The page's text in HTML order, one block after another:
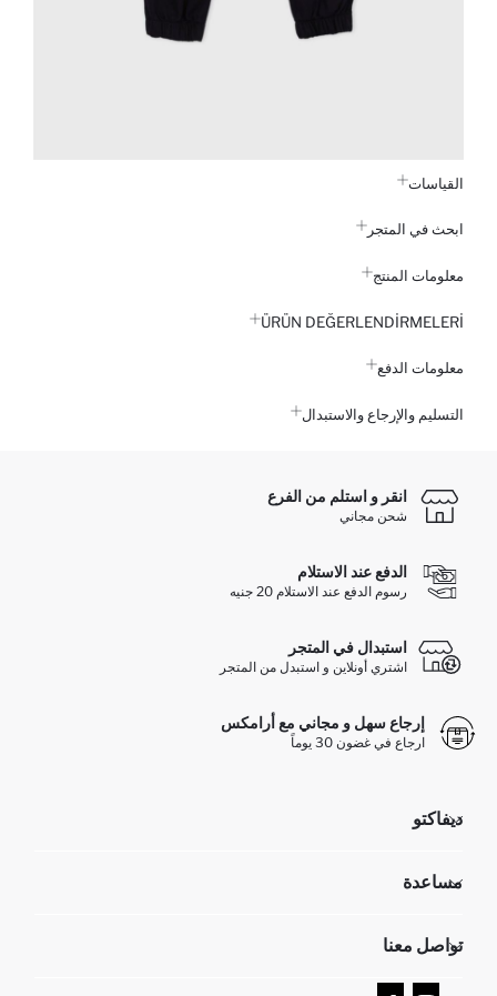
القياسات
ابحث في المتجر
معلومات المنتج
ÜRÜN DEĞERLENDİRMELERİ
معلومات الدفع
التسليم والإرجاع والاستبدال
انقر و استلم من الفرع
شحن مجاني
الدفع عند الاستلام
رسوم الدفع عند الاستلام 20 جنيه
استبدال في المتجر
اشتري أونلاين و استبدل من المتجر
إرجاع سهل و مجاني مع أرامكس
ارجاع في غضون 30 يوماً
ديفاكتو
تعرف علينا
GIFT CLUB
مساعدة
عمليات الارجاع و الاستبدال السهلة
تتبع الشحنة
تواصل معنا
نموذج الاتصال